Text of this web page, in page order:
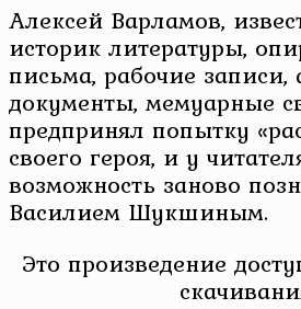
Алексей Варламов,
историк литературы,
письма, рабочие записи,
документы, мемуарные
предпринял попытку
своего героя, и у
возможность заново
Василием Шукшиным.
Это произведение